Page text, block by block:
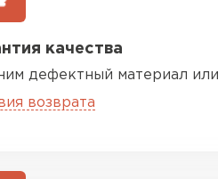
качества
дефектный материал
возврата
черепица